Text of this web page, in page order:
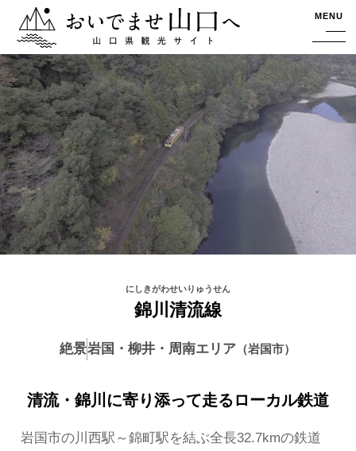
おいでませ山口へー山口県観光サイト MENU
錦川清流線
絶景岩国・柳井・周南エリア 岩国市
清流・錦川に寄り添って走るローカル鉄道
岩国市の川西駅～錦町駅を結ぶ全長32.7kmの鉄道